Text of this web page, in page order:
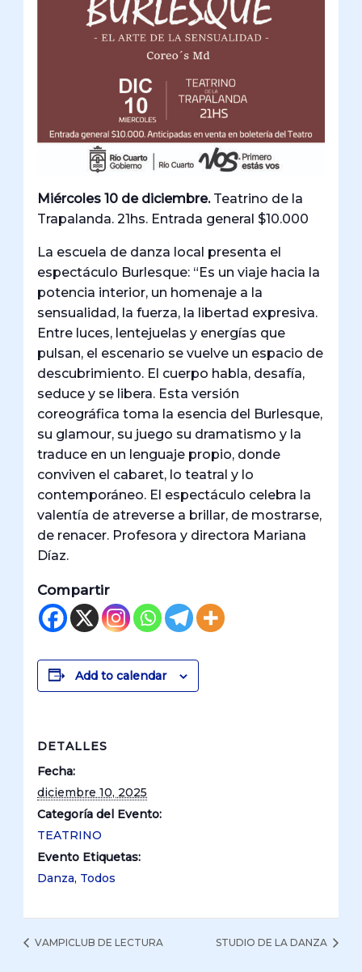
Miércoles 10 de diciembre.Teatrino de la
Trapalanda. 21hs. Entrada general $10.000
La escuela de danza local presenta el
espectáculo Burlesque: “Es un viaje hacia la
potencia interior, un homenaje a la
sensualidad, la fuerza, la libertad expresiva.
Entre luces, lentejuelas y energías que
pulsan, el escenario se vuelve un espacio de
descubrimiento. El cuerpo habla, desafía,
seduce y se libera. Esta versión
coreográfica toma la esencia del Burlesque,
su glamour, su juego su dramatismo y la
traduce en un lenguaje propio, donde
conviven el cabaret, lo teatral y lo
contemporáneo. El espectáculo celebra la
valentía de atreverse a brillar, de mostrarse,
de renacer. Profesora y directora Mariana
Díaz.
Compartir
Add to calendar
DETALLES
Fecha:
diciembre 10, 2025
Categoría del Evento:
TEATRINO
Evento Etiquetas:
Danza, Todos
VAMPICLUB DE LECTURA STUDIO DE LA DANZA